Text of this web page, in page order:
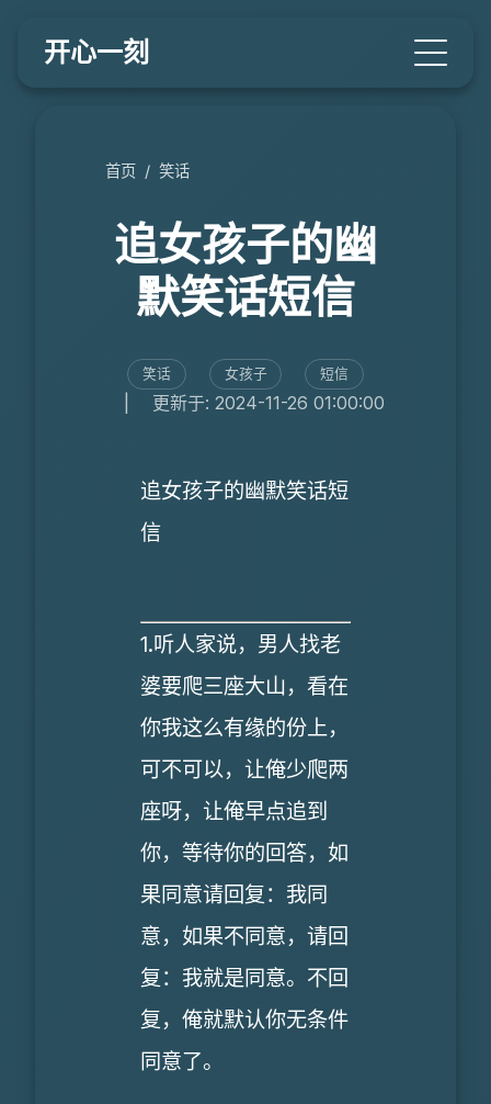
开心一刻
首页 / 笑话
追女孩子的幽
默笑话短信
笑话 女孩子 短信
更新于: 2024-11-26 01:00:00
追女孩子的幽默笑话短
信
1.听人家说，男人找老
婆要爬三座大山，看在
你我这么有缘的份上，
可不可以，让俺少爬两
座呀，让俺早点追到
你，等待你的回答，如
果同意请回复：我同
意，如果不同意，请回
复：我就是同意。不回
复，俺就默认你无条件
同意了。